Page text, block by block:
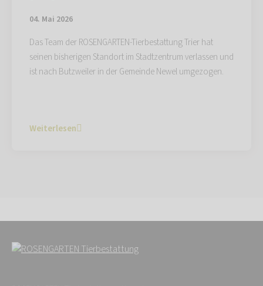
04. Mai 2026
Das Team der ROSENGARTEN-Tierbestattung Trier hat
seinen bisherigen Standort im Stadtzentrum verlassen und
ist nach Butzweiler in der Gemeinde Newel umgezogen.
Weiterlesen